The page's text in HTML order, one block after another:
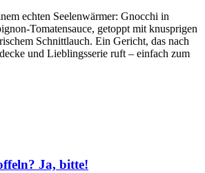
echten Seelenwärmer: Gnocchi in
Tomatensauce, getoppt mit knusprigen
Schnittlauch. Ein Gericht, das nach
und Lieblingsserie ruft – einfach zum
Ja, bitte!